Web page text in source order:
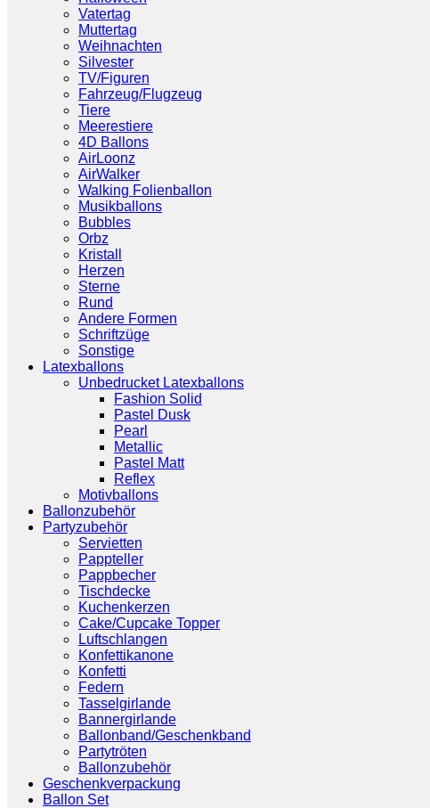
Vatertag
Muttertag
Weihnachten
Silvester
TV/Figuren
Fahrzeug/Flugzeug
Tiere
Meerestiere
4D Ballons
AirLoonz
AirWalker
Walking Folienballon
Musikballons
Bubbles
Orbz
Kristall
Herzen
Sterne
Rund
Andere Formen
Schriftzüge
Sonstige
Latexballons
Unbedrucket Latexballons
Fashion Solid
Pastel Dusk
Pearl
Metallic
Pastel Matt
Reflex
Motivballons
Ballonzubehör
Partyzubehör
Servietten
Pappteller
Pappbecher
Tischdecke
Kuchenkerzen
Cake/Cupcake Topper
Luftschlangen
Konfettikanone
Konfetti
Federn
Tasselgirlande
Bannergirlande
Ballonband/Geschenkband
Partytröten
Ballonzubehör
Geschenkverpackung
Ballon Set